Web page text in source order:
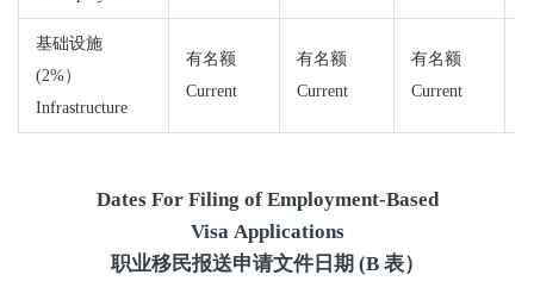
基础设施
(2%）
Infrastructure
有名额
Current
有名额
Current
有名额
Current
Dates For Filing of Employment-Based
Visa Applications
职业移民报送申请文件日期 (B 表）